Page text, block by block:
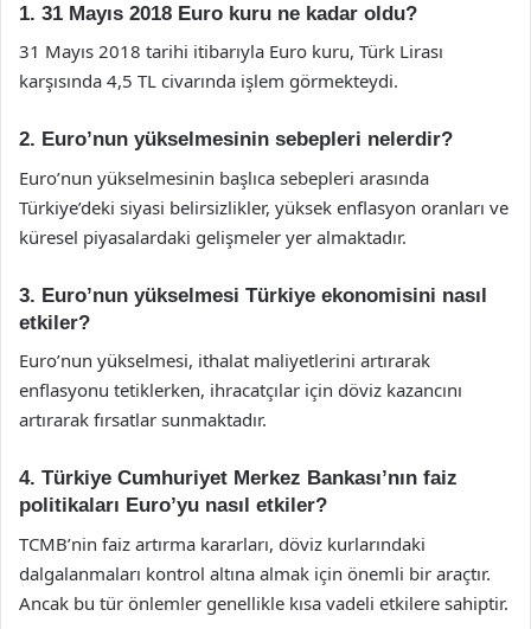
1. 31 Mayıs 2018 Euro kuru ne kadar oldu?
31 Mayıs 2018 tarihi itibarıyla Euro kuru, Türk Lirası
karşısında 4,5 TL civarında işlem görmekteydi.
2. Euro’nun yükselmesinin sebepleri nelerdir?
Euro’nun yükselmesinin başlıca sebepleri arasında
Türkiye’deki siyasi belirsizlikler, yüksek enflasyon oranları ve
küresel piyasalardaki gelişmeler yer almaktadır.
3. Euro’nun yükselmesi Türkiye ekonomisini nasıl
etkiler?
Euro’nun yükselmesi, ithalat maliyetlerini artırarak
enflasyonu tetiklerken, ihracatçılar için döviz kazancını
artırarak fırsatlar sunmaktadır.
4. Türkiye Cumhuriyet Merkez Bankası’nın faiz
politikaları Euro’yu nasıl etkiler?
TCMB’nin faiz artırma kararları, döviz kurlarındaki
dalgalanmaları kontrol altına almak için önemli bir araçtır.
Ancak bu tür önlemler genellikle kısa vadeli etkilere sahiptir.